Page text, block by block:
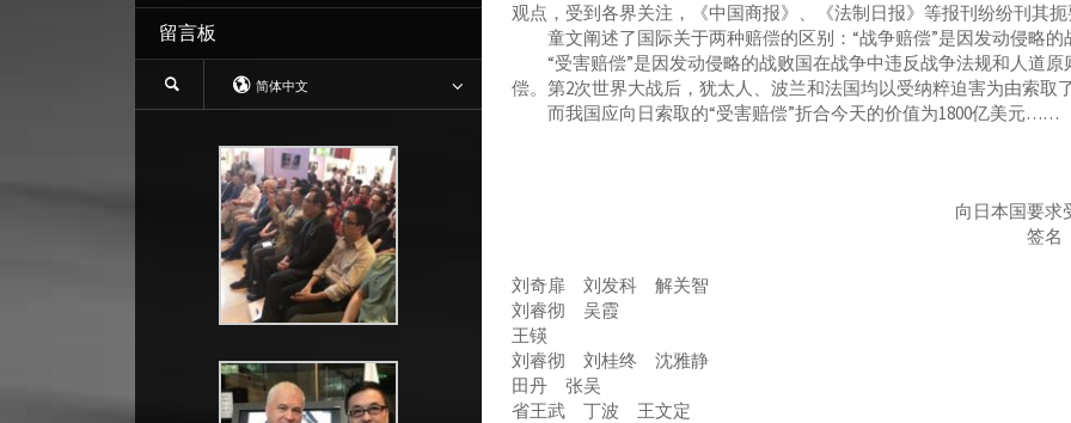
留言板
简体中文
观点，受到各界关注，《中国商报》、《法制日报》等报刊纷纷刊其扼
童文阐述了国际关于两种赔偿的区别：“战争赔偿”是因发动侵略的
“受害赔偿”是因发动侵略的战败国在战争中违反战争法规和人道原
偿。第2次世界大战后，犹太人、波兰和法国均以受纳粹迫害为由索取
而我国应向日索取的“受害赔偿”折合今天的价值为1800亿美元……
向日本国要求
签名
刘奇扉 刘发科 解关智
刘睿彻 吴霞
王锳
刘睿彻 刘桂终 沈雅静
田丹 张吴
省王武 丁波 王文定